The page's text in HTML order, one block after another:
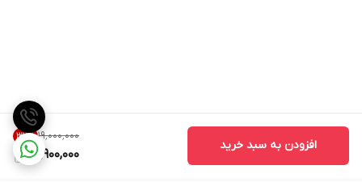
۱۹٬۰۰۰٬۰۰۰ 32%
12,900,000
افزودن به سبد خرید